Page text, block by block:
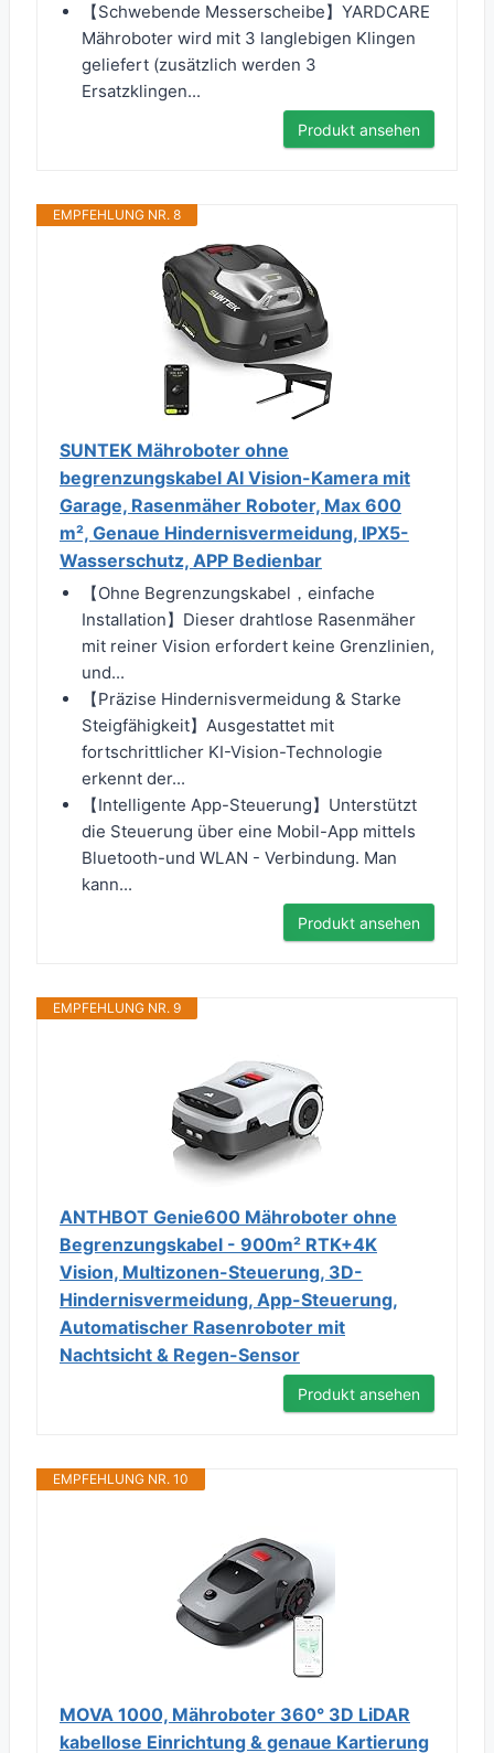
【Schwebende Messerscheibe】YARDCARE
Mähroboter wird mit 3 langlebigen Klingen
geliefert (zusätzlich werden 3
Ersatzklingen...
Produkt ansehen
EMPFEHLUNG NR. 8
SUNTEK Mähroboter ohne
begrenzungskabel AI Vision-Kamera mit
Garage, Rasenmäher Roboter, Max 600
m², Genaue Hindernisvermeidung, IPX5-
Wasserschutz, APP Bedienbar
【Ohne Begrenzungskabel，einfache
Installation】Dieser drahtlose Rasenmäher
mit reiner Vision erfordert keine Grenzlinien,
und...
【Präzise Hindernisvermeidung & Starke
Steigfähigkeit】Ausgestattet mit
fortschrittlicher KI-Vision-Technologie
erkennt der...
【Intelligente App-Steuerung】Unterstützt
die Steuerung über eine Mobil-App mittels
Bluetooth-und WLAN - Verbindung. Man
kann...
Produkt ansehen
EMPFEHLUNG NR. 9
​ANTHBOT Genie600 Mähroboter ohne
Begrenzungskabel - 900m² RTK+4K
Vision, Multizonen-Steuerung, 3D-
Hindernisvermeidung, App-Steuerung,
Automatischer Rasenroboter mit
Nachtsicht & Regen-Sensor​
Produkt ansehen
EMPFEHLUNG NR. 10
MOVA 1000, Mähroboter 360° 3D LiDAR
kabellose Einrichtung & genaue Kartierung